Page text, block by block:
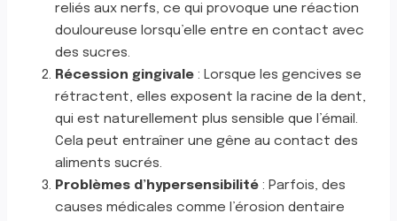
reliés aux nerfs, ce qui provoque une réaction
douloureuse lorsqu’elle entre en contact avec
des sucres.
Récession gingivale : Lorsque les gencives se
rétractent, elles exposent la racine de la dent,
qui est naturellement plus sensible que l’émail.
Cela peut entraîner une gêne au contact des
aliments sucrés.
Problèmes d’hypersensibilité : Parfois, des
causes médicales comme l’érosion dentaire